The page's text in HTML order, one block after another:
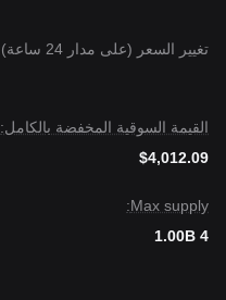
تغيير السعر (على مدار 24 ساعة):
القيمة السوقية المخفضة بالكامل:
$4,012.09
Max supply:
1.00B 4